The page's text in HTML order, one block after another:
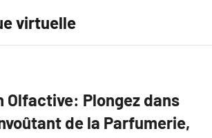
virtuelle
Olfactive: Plongez dans
de la Parfumerie,